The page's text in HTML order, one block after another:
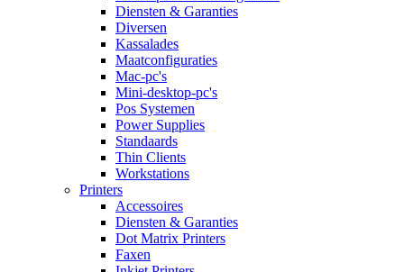
Diensten & Garanties
Diversen
Kassalades
Maatconfiguraties
Mac-pc's
Mini-desktop-pc's
Pos Systemen
Power Supplies
Standaards
Thin Clients
Workstations
Printers
Accessoires
Diensten & Garanties
Dot Matrix Printers
Faxen